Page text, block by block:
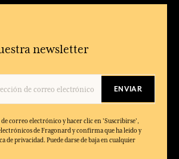
newsletter
ENVIAR
correo electrónico y hacer clic en 'Suscribirse',
de Fragonard y confirma que ha leído y
de privacidad. Puede darse de baja en cualquier